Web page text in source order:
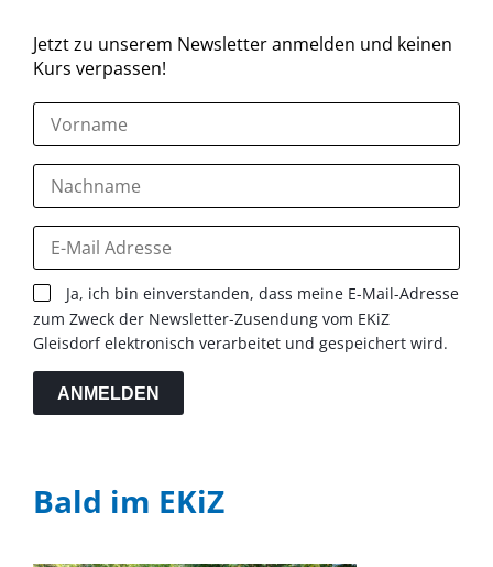
Jetzt zu unserem Newsletter anmelden und keinen
Kurs verpassen!
Ja, ich bin einverstanden, dass meine E-Mail-Adresse
zum Zweck der Newsletter-Zusendung vom EKiZ
Gleisdorf elektronisch verarbeitet und gespeichert wird.
ANMELDEN
Bald im EKiZ